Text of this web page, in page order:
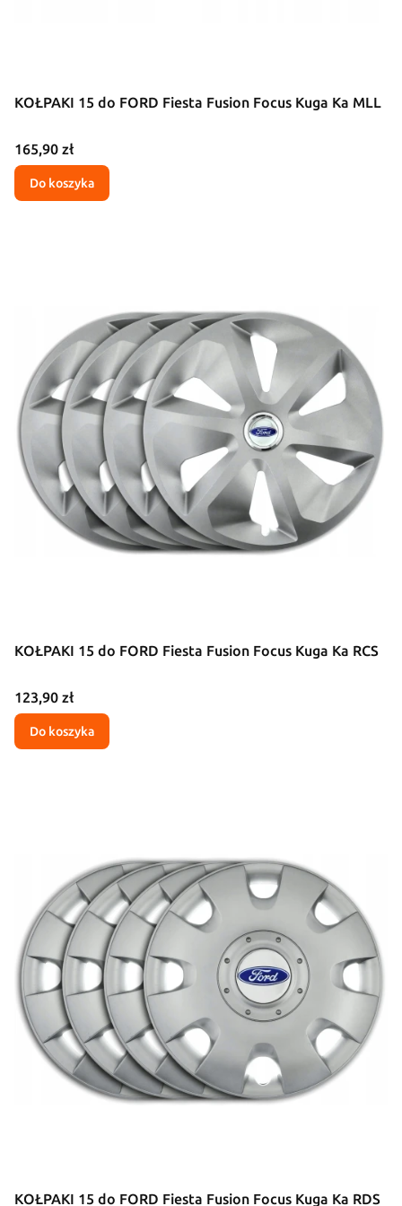
KOŁPAKI 15 do FORD Fiesta Fusion Focus Kuga Ka MLL
Cena
165,90 zł
Do koszyka
KOŁPAKI 15 do FORD Fiesta Fusion Focus Kuga Ka RCS
Cena
123,90 zł
Do koszyka
KOŁPAKI 15 do FORD Fiesta Fusion Focus Kuga Ka RDS